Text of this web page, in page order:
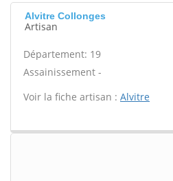
Alvitre Collonges
Artisan
Département: 19
Assainissement -
Voir la fiche artisan : Alvitre